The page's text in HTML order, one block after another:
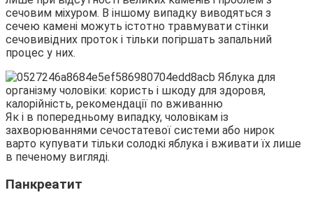
сечовим міхуром. В іншому випадку виводяться з
сечею камені можуть істотно травмувати стінки
сечовивідних проток і тільки погіршать запальний
процес у них.
Як і в попередньому випадку, чоловікам із
захворюваннями сечостатевої системи або нирок
варто купувати тільки солодкі яблука і вживати їх лише
в печеному вигляді.
Панкреатит